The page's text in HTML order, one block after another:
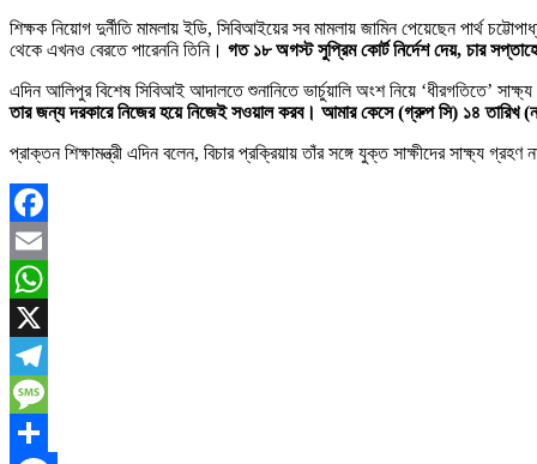
শিক্ষক নিয়োগ দুর্নীতি মামলায় ইডি, সিবিআইয়ের সব মামলায় জামিন পেয়েছেন পার্থ
থেকে এখনও বেরতে পারেননি তিনি। গত ১৮ অগস্ট সুপ্রিম কোর্ট নির্দেশ দেয়, চার
এদিন আলিপুর বিশেষ সিবিআই আদালতে শুনানিতে ভার্চুয়ালি অংশ নিয়ে ‘ধীরগতিতে’
তার জন্য দরকারে নিজের হয়ে নিজেই সওয়াল করব। আমার কেসে (গ্রুপ সি) ১৪ তারিখ
প্রাক্তন শিক্ষামন্ত্রী এদিন বলেন, বিচার প্রক্রিয়ায় তাঁর সঙ্গে যুক্ত সাক্ষীদের সাক্ষ্য
Facebook
Email
WhatsApp
X
Telegram
Message